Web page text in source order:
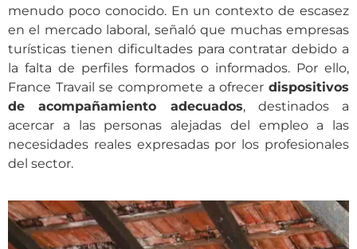
menudo poco conocido. En un contexto de escasez
en el mercado laboral, señaló que muchas empresas
turísticas tienen dificultades para contratar debido a
la falta de perfiles formados o informados. Por ello,
France Travail se compromete a ofrecer dispositivos
de acompañamiento adecuados, destinados a
acercar a las personas alejadas del empleo a las
necesidades reales expresadas por los profesionales
del sector.